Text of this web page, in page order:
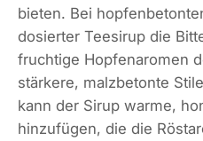
bieten. Bei
dosierter Teesirup die
fruchtige Hopfenaromen
stärkere, malzbetonte
kann der Sirup warme,
hinzufügen, die die